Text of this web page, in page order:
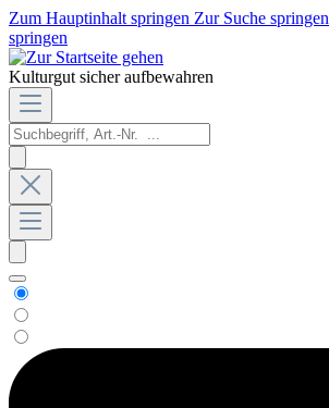
Zum Hauptinhalt springen Zur Suche springen
springen
Kulturgut sicher aufbewahren